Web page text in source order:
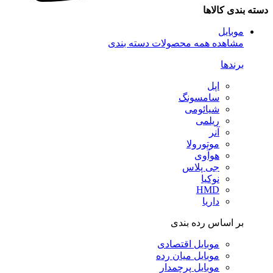
دسته بندی کالاها
موبایل
مشاهده همه محصولات دسته بندی
برندها
اپل
سامسونگ
شیائومی
ریلمی
آنر
موتورولا
هوآوی
جی پلاس
نوکیا
HMD
داریا
بر اساس رده بندی
موبایل اقتصادی
موبایل میان رده
موبایل پرچمدار